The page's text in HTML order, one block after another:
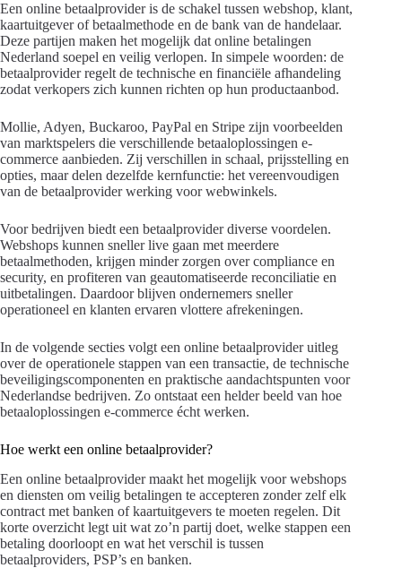
Een online betaalprovider is de schakel tussen webshop, klant,
kaartuitgever of betaalmethode en de bank van de handelaar.
Deze partijen maken het mogelijk dat online betalingen
Nederland soepel en veilig verlopen. In simpele woorden: de
betaalprovider regelt de technische en financiële afhandeling
zodat verkopers zich kunnen richten op hun productaanbod.
Mollie, Adyen, Buckaroo, PayPal en Stripe zijn voorbeelden
van marktspelers die verschillende betaaloplossingen e-
commerce aanbieden. Zij verschillen in schaal, prijsstelling en
opties, maar delen dezelfde kernfunctie: het vereenvoudigen
van de betaalprovider werking voor webwinkels.
Voor bedrijven biedt een betaalprovider diverse voordelen.
Webshops kunnen sneller live gaan met meerdere
betaalmethoden, krijgen minder zorgen over compliance en
security, en profiteren van geautomatiseerde reconciliatie en
uitbetalingen. Daardoor blijven ondernemers sneller
operationeel en klanten ervaren vlottere afrekeningen.
In de volgende secties volgt een online betaalprovider uitleg
over de operationele stappen van een transactie, de technische
beveiligingscomponenten en praktische aandachtspunten voor
Nederlandse bedrijven. Zo ontstaat een helder beeld van hoe
betaaloplossingen e-commerce écht werken.
Hoe werkt een online betaalprovider?
Een online betaalprovider maakt het mogelijk voor webshops
en diensten om veilig betalingen te accepteren zonder zelf elk
contract met banken of kaartuitgevers te moeten regelen. Dit
korte overzicht legt uit wat zo’n partij doet, welke stappen een
betaling doorloopt en wat het verschil is tussen
betaalproviders, PSP’s en banken.